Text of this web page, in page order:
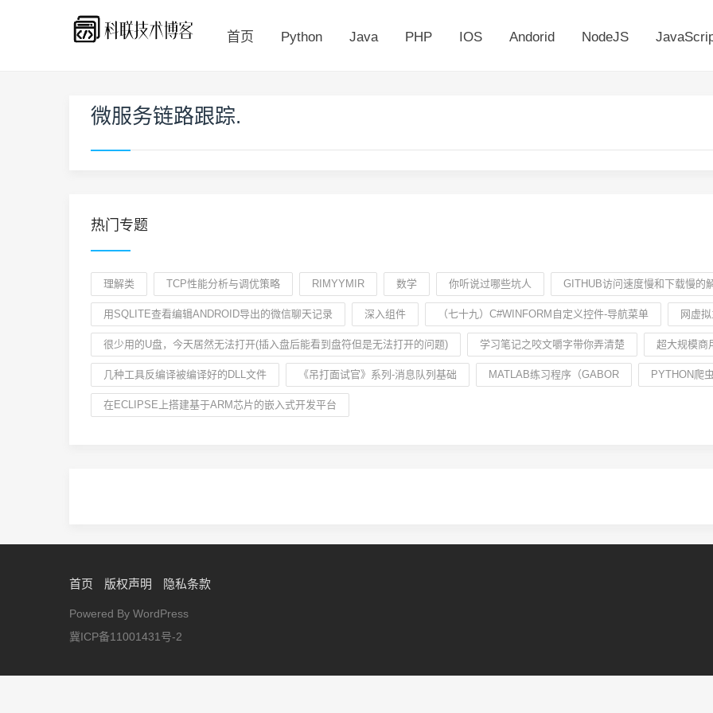
首页 Python Java PHP IOS Andorid NodeJS
微服务链路跟踪.
热门专题
理解类 TCP性能分析与调优策略 RIMYYMIR 数学 你听说过哪些坑人 GITHUB访问速度慢和下载慢的
用SQLITE查看编辑ANDROID导出的微信聊天记录 深入组件 （七十九）C#WINFORM自定义控件-导航菜单 网虚
很少用的U盘，今天居然无法打开(插入盘后能看到盘符但是无法打开的问题) 学习笔记之咬文嚼字带你弄清楚 超大规模商
几种工具反编译被编译好的DLL文件 《吊打面试官》系列-消息队列基础 MATLAB练习程序（GABOR PYTHON爬
在ECLIPSE上搭建基于ARM芯片的嵌入式开发平台
首页 版权声明 隐私条款
Powered By WordPress
冀ICP备11001431号-2